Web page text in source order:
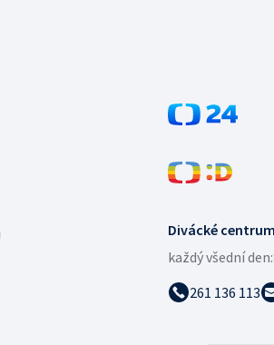
Divácké centrum
každý všední den:
261 136 113